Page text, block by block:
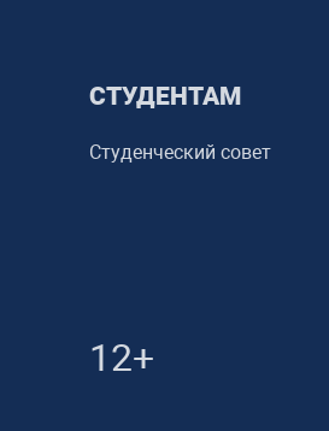
СТУДЕНТАМ
Студенческий совет
12+